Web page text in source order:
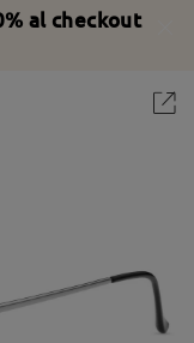
al checkout